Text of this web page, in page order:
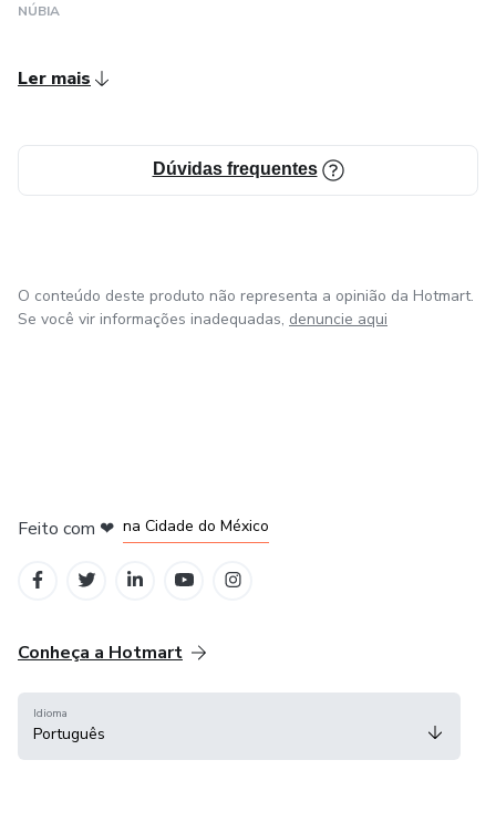
NÚBIA
Ler mais
Dúvidas frequentes
O conteúdo deste produto não representa a opinião da Hotmart.
Se você vir informações inadequadas, denuncie aqui
Feito com ❤ na Cidade do México
Conheça a Hotmart
Idioma
Português